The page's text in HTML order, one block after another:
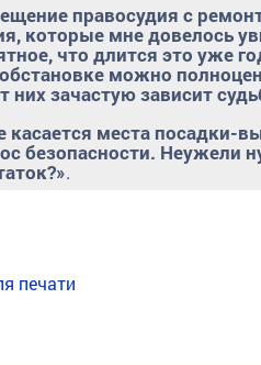
правосудия с
которые мне довелось
что длится это уже
можно
них зачастую зависит
касается места посадки-
безопасности. Неужели
.
печати